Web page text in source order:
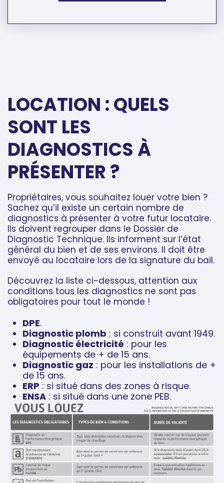
LOCATION : QUELS
SONT LES
DIAGNOSTICS À
PRÉSENTER ?
Propriétaires, vous souhaitez louer votre bien ?
Sachez qu’il existe un certain nombre de
diagnostics à présenter à votre futur locataire.
Ils doivent regrouper dans le Dossier de
Diagnostic Technique. Ils informent sur l’état
général du bien et de ses environs. Il doit être
envoyé au locataire lors de la signature du bail.
Découvrez la liste ci-dessous, attention aux
conditions tous les diagnostics ne sont pas
obligatoires pour tout le monde !
DPE.
Diagnostic plomb : si construit avant 1949.
Diagnostic électricité : pour les
équipements de + de 15 ans.
Diagnostic gaz : pour les installations de +
de 15 ans.
ERP : si situé dans des zones à risque.
ENSA : si situé dans une zone PEB.